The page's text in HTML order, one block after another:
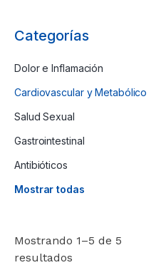
Categorías
Dolor e Inflamación
Cardiovascular y Metabólico
Salud Sexual
Gastrointestinal
Antibióticos
Mostrar todas
Mostrando 1–5 de 5
resultados